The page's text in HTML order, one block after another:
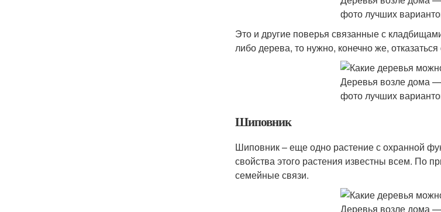
Это и другие поверья связанные с
либо дерева, то нужно, конечно же, отказаться
Шиповник
Шиповник – еще одно растение с охранной
свойства этого растения известны всем. По
семейные связи.